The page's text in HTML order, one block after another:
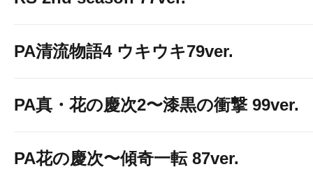
PA清流物語4 ウキウキ79ver.
PA真・花の慶次2〜漆黒の衝撃 99ver.
PA花の慶次〜傾奇一転 87ver.